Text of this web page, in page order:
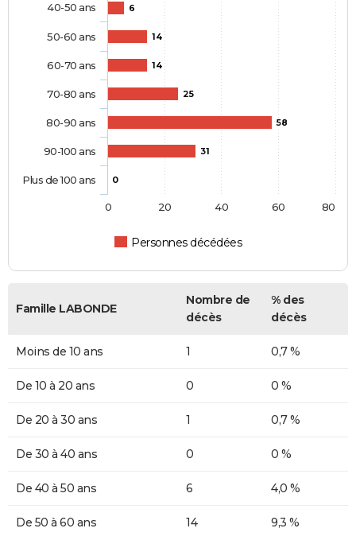
6
14
14
25
58
31
0
Personnes décédées
40-50 ans
50-60 ans
60-70 ans
70-80 ans
80-90 ans
90-100 ans
Plus de 100 ans
0 20 40 60 80
Famille LABONDE
Nombre de
décès
% des
décès
Moins de 10 ans 1 0,7 %
De 10 à 20 ans 0 0 %
De 20 à 30 ans 1 0,7 %
De 30 à 40 ans 0 0 %
De 40 à 50 ans 6 4,0 %
De 50 à 60 ans 14 9,3 %